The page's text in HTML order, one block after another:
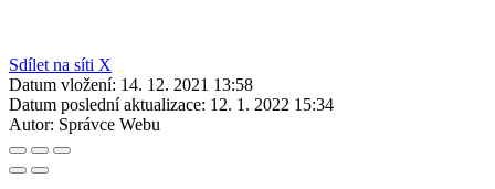
Sdílet na síti X
Datum vložení: 14. 12. 2021 13:58
Datum poslední aktualizace: 12. 1. 2022 15:34
Autor: Správce Webu